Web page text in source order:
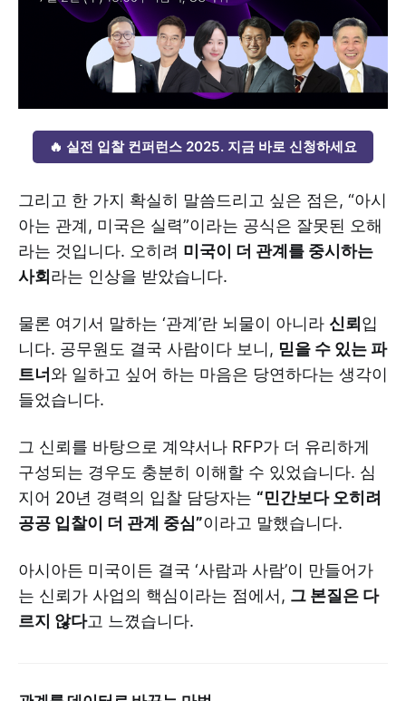
🔥 실전 입찰 컨퍼런스 2025. 지금 바로 신청하세요
그리고 한 가지 확실히 말씀드리고 싶은 점은, “아시
아는 관계, 미국은 실력”이라는 공식은 잘못된 오해
라는 것입니다. 오히려 미국이 더 관계를 중시하는
사회 라는 인상을 받았습니다.
물론 여기서 말하는 ‘관계’란 뇌물이 아니라 신뢰 입
니다. 공무원도 결국 사람이다 보니, 믿을 수 있는 파
트너 와 일하고 싶어 하는 마음은 당연하다는 생각이
들었습니다.
그 신뢰를 바탕으로 계약서나 RFP가 더 유리하게
구성되는 경우도 충분히 이해할 수 있었습니다. 심
지어 20년 경력의 입찰 담당자는 “민간보다 오히려
공공 입찰이 더 관계 중심”이라고 말했습니다.
아시아든 미국이든 결국 ‘사람과 사람’이 만들어가
는 신뢰가 사업의 핵심이라는 점에서, 그 본질은 다
르지 않다고 느꼈습니다.